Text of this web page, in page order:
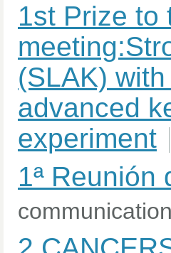
1st Prize to
(SLAK)
advanced
experiment
1ª Reunión
communication